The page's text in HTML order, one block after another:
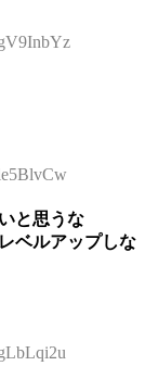
と思うな
ベルアップしな